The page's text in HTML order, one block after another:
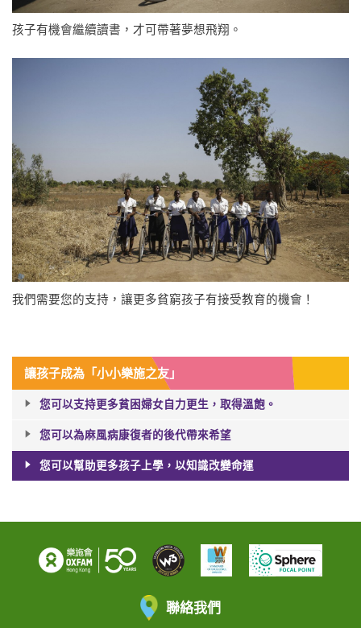
讓孩子成為「小小樂施之友」
您可以支持更多貧困婦女自力更生，取得溫飽。
您可以為麻風病康復者的後代帶來希望
您可以幫助更多孩子上學，以知識改變命運
孩子有機會繼續讀書，才可帶著夢想飛翔。
我們需要您的支持，讓更多貧窮孩子有接受教育的機會！
聯絡我們